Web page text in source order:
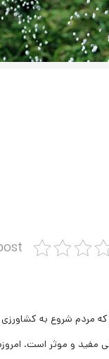
که مردم شروع به
مفید و موثر است.